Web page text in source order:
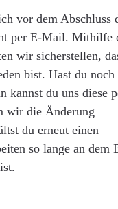
vor dem Abschluss
per E-Mail. Mithilfe
wir sicherstellen,
bist. Hast du noch
kannst du uns diese
wir die Änderung
du erneut einen
so lange an dem